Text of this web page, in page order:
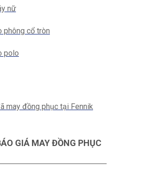
nữ
phông cổ tròn
polo
may đồng phục tại Fennik
GIÁ MAY ĐỒNG PHỤC